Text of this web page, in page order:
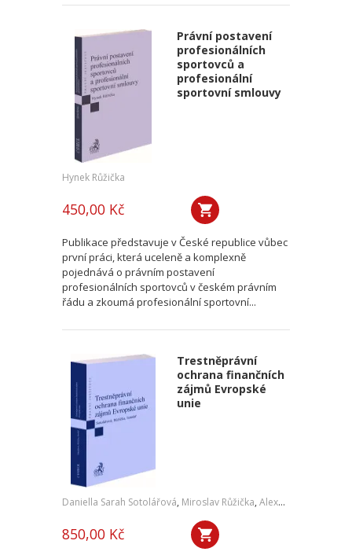
Právní postavení
profesionálních
sportovců a
profesionální
sportovní smlouvy
Hynek Růžička
450,00 Kč
Publikace představuje v České republice vůbec
první práci, která uceleně a komplexně
pojednává o právním postavení
profesionálních sportovců v českém právním
řádu a zkoumá profesionální sportovní...
Trestněprávní
ochrana finančních
zájmů Evropské
unie
Daniella Sarah Sotolářová, Miroslav Růžička, Alexander Sotolář
850,00 Kč